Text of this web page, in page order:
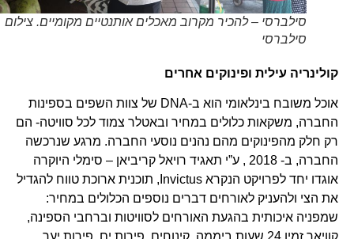
סילברסי – להכיר מקרוב מאכלים אותנטיים מקומיים. צילום
סילברסי
קולינריה עילית ופינוקים אחרים
אוכל משובח בינלאומי הוא ב-DNA של צוות השפים בספינות
החברה, משקאות כלולים במחיר ובאטלר צמוד לכל סוויטה- הם
רק חלק מהפינוקים מהם נהנים נוסעי החברה. מרגע שנרכשה
החברה, ב- 2018 , ע”י תאגיד רויאל קריביאן – סימלי היוקרה
אוגדו יחד לפרויקט הנקרא Invictus, תוכנית ארוכת טווח להגדיל
את הצי ולהעניק לאורחים דברים נוספים הכלולים במחיר:
שמפניה איכותית בהגעת האורחים לסוויטות וברחבי הספינה,